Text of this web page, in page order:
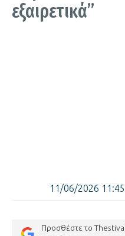
εξαιρετικά”
11/06/2026 11:45
Προσθέστε το